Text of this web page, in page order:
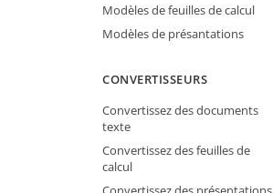
Modèles de feuilles de calcul
Modèles de présantations
CONVERTISSEURS
Convertissez des documents
texte
Convertissez des feuilles de
calcul